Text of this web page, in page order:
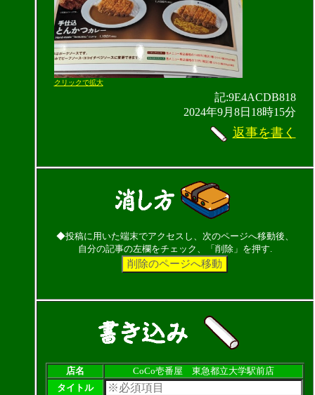
クリックで拡大
記:9E4ACDB818
2024年9月8日18時15分
返事を書く
◆投稿に用いた端末でアクセスし、次のページへ移動後、
自分の記事の左欄をチェック、「削除」を押す.
店名
CoCo壱番屋 東急都立大学駅前店
タイトル